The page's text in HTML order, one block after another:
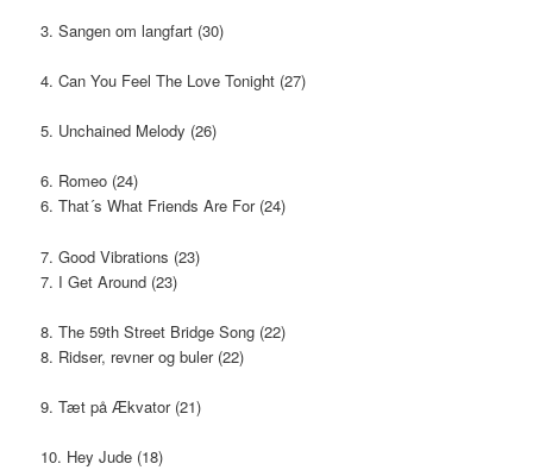
3. Sangen om langfart (30)
4. Can You Feel The Love Tonight (27)
5. Unchained Melody (26)
6. Romeo (24)
6. That´s What Friends Are For (24)
7. Good Vibrations (23)
7. I Get Around (23)
8. The 59th Street Bridge Song (22)
8. Ridser, revner og buler (22)
9. Tæt på Ækvator (21)
10. Hey Jude (18)